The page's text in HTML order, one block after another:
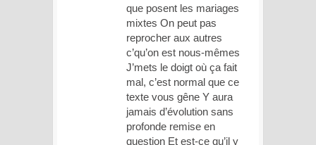
que posent les mariages
mixtes On peut pas
reprocher aux autres
c’qu’on est nous-mêmes
J’mets le doigt où ça fait
mal, c’est normal que ce
texte vous gêne Y aura
jamais d’évolution sans
profonde remise en
question Et est-ce qu’il y